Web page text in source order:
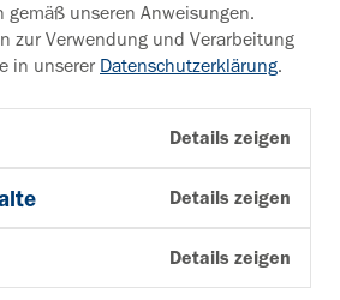
Infos?
gemäß unseren Anweisungen.
zur Verwendung und Verarbeitung
in unserer Datenschutzerklärung.
Details zeigen
Details zeigen
Details zeigen